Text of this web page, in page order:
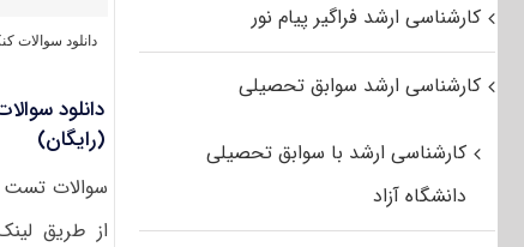
دانلود سوالات
(رایگان)
از طریق
کارشناسی ارشد فراگیر پیام نور
کارشناسی ارشد سوابق تحصیلی
کارشناسی ارشد با سوابق تحصیلی
دانشگاه آزاد